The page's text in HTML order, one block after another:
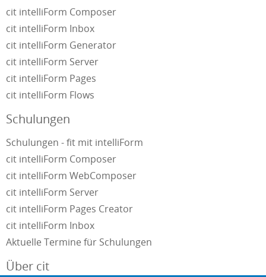
cit intelliForm Composer
cit intelliForm Inbox
cit intelliForm Generator
cit intelliForm Server
cit intelliForm Pages
cit intelliForm Flows
Schulungen
Schulungen - fit mit intelliForm
cit intelliForm Composer
cit intelliForm WebComposer
cit intelliForm Server
cit intelliForm Pages Creator
cit intelliForm Inbox
Aktuelle Termine für Schulungen
Über cit